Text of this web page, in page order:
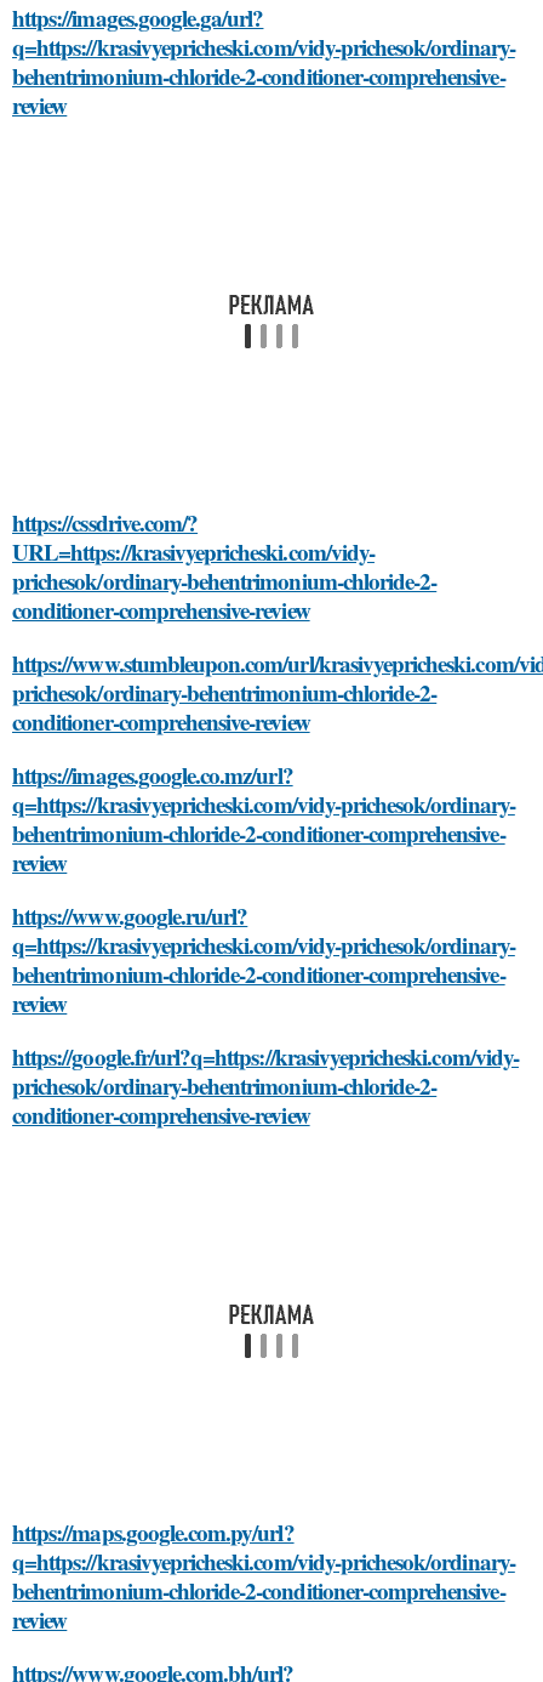
https://images.google.ga/url?
q=https://krasivyepricheski.com/vidy-prichesok/ordinary-
behentrimonium-chloride-2-conditioner-comprehensive-
review
https://cssdrive.com/?
URL=https://krasivyepricheski.com/vidy-
prichesok/ordinary-behentrimonium-chloride-2-
conditioner-comprehensive-review
https://www.stumbleupon.com/url/krasivyepricheski.com/
prichesok/ordinary-behentrimonium-chloride-2-
conditioner-comprehensive-review
https://images.google.co.mz/url?
q=https://krasivyepricheski.com/vidy-prichesok/ordinary-
behentrimonium-chloride-2-conditioner-comprehensive-
review
https://www.google.ru/url?
q=https://krasivyepricheski.com/vidy-prichesok/ordinary-
behentrimonium-chloride-2-conditioner-comprehensive-
review
https://google.fr/url?q=https://krasivyepricheski.com/vidy-
prichesok/ordinary-behentrimonium-chloride-2-
conditioner-comprehensive-review
https://maps.google.com.py/url?
q=https://krasivyepricheski.com/vidy-prichesok/ordinary-
behentrimonium-chloride-2-conditioner-comprehensive-
review
https://www.google.com.bh/url?